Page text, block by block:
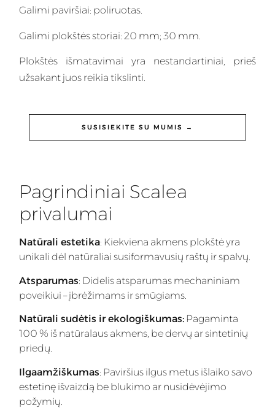
Galimi paviršiai: poliruotas.
Galimi plokštės storiai: 20 mm; 30 mm.
Plokštės išmatavimai yra nestandartiniai, prieš
užsakant juos reikia tikslinti.
SUSISIEKITE SU MUMIS →
Pagrindiniai Scalea
privalumai
Natūrali estetika: Kiekviena akmens plokštė yra
unikali dėl natūraliai susiformavusių raštų ir spalvų.
Atsparumas: Didelis atsparumas mechaniniam
poveikiui – įbrėžimams ir smūgiams.
Natūrali sudėtis ir ekologiškumas: Pagaminta
100 % iš natūralaus akmens, be dervų ar sintetinių
priedų.
Ilgaamžiškumas: Paviršius ilgus metus išlaiko savo
estetinę išvaizdą be blukimo ar nusidėvėjimo
požymių.